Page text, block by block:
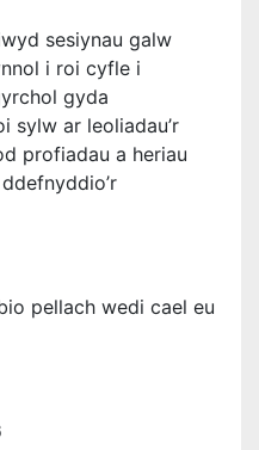
sesiynau galw
i roi cyfle i
gyda
sylw ar leoliadau’r
profiadau a heriau
pellach wedi cael eu